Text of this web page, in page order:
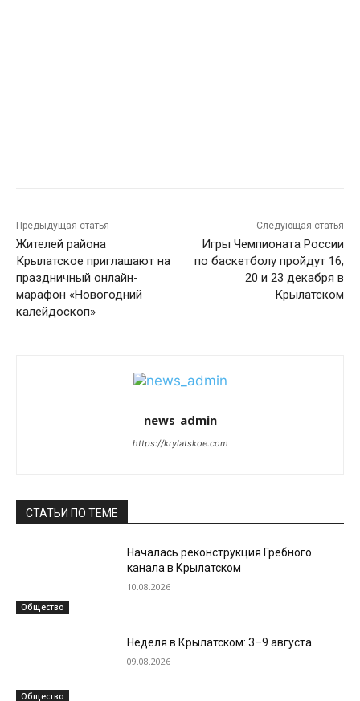
Предыдущая статья
Жителей района
Крылатское приглашают на
праздничный онлайн-
марафон «Новогодний
калейдоскоп»
Следующая статья
Игры Чемпионата России
по баскетболу пройдут 16,
20 и 23 декабря в
Крылатском
news_admin
https://krylatskoe.com
СТАТЬИ ПО ТЕМЕ
Общество
Началась реконструкция Гребного
канала в Крылатском
10.08.2026
Общество
Неделя в Крылатском: 3–9 августа
09.08.2026